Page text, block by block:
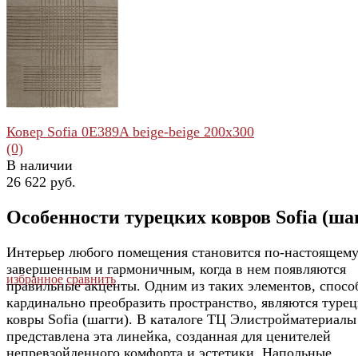
избранное сравнить
избранное сравнить
Ковер Sofia 0E389A beige-beige 200x300
(0)
В наличии
26 622 руб.
Особенности турецких ковров Sofia
Интерьер любого помещения становится по-настоящему
завершенным и гармоничным, когда в нем появляются
правильные акценты. Одним из таких элементов,
кардинально преобразить пространство, являются
ковры Sofia (шагги). В каталоге ТЦ Элистройматериалы
представлена эта линейка, созданная для ценителей
непревзойденного комфорта и эстетики. Напольные